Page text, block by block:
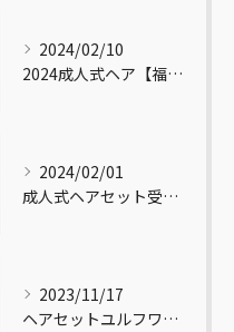
2024/02/10
2024成人式ヘア【福岡市南区大橋の美容室LICOL】
2024/02/01
成人式ヘアセット受付してます！【福岡市南区大橋の美容室LICOL】
2023/11/17
ヘアセットユルフワ♪【福岡市南区大橋の美容室LICOL】